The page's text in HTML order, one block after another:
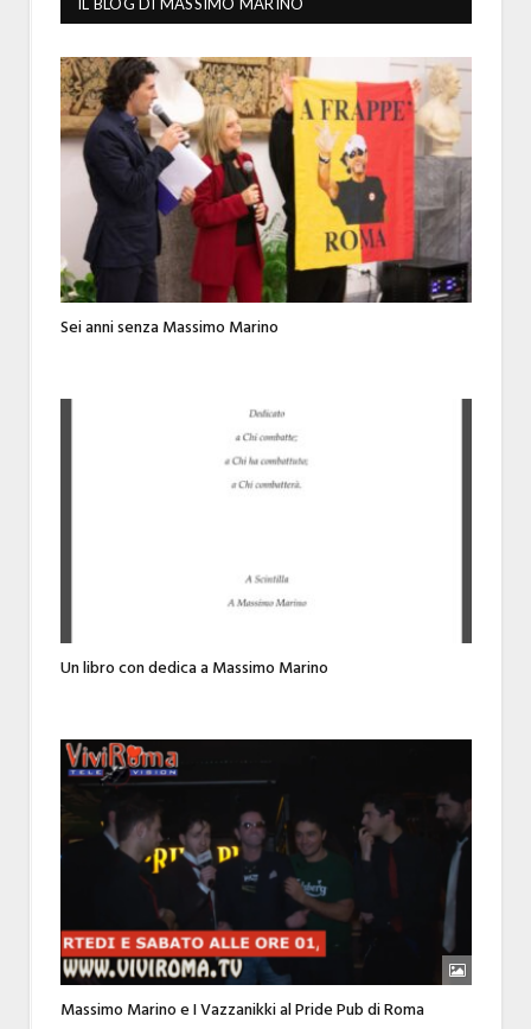
IL BLOG DI MASSIMO MARINO
Sei anni senza Massimo Marino
Un libro con dedica a Massimo Marino
Massimo Marino e I Vazzanikki al Pride Pub di Roma